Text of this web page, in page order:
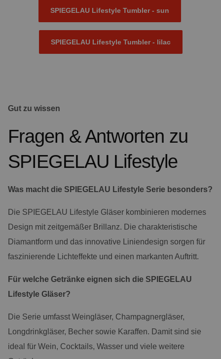
SPIEGELAU Lifestyle Tumbler - sun
SPIEGELAU Lifestyle Tumbler - lilac
Gut zu wissen
Fragen & Antworten zu
SPIEGELAU Lifestyle
Was macht die SPIEGELAU Lifestyle Serie besonders?
Die SPIEGELAU Lifestyle Gläser kombinieren modernes
Design mit zeitgemäßer Brillanz. Die charakteristische
Diamantform und das innovative Liniendesign sorgen für
faszinierende Lichteffekte und einen markanten Auftritt.
Für welche Getränke eignen sich die SPIEGELAU
Lifestyle Gläser?
Die Serie umfasst Weingläser, Champagnergläser,
Longdrinkgläser, Becher sowie Karaffen. Damit sind sie
ideal für Wein, Cocktails, Wasser und viele weitere